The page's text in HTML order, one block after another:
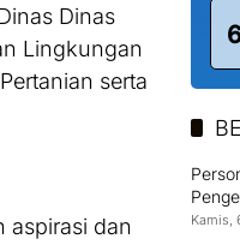
Dinas
Lingkungan
serta
aspirasi dan
Kamis,